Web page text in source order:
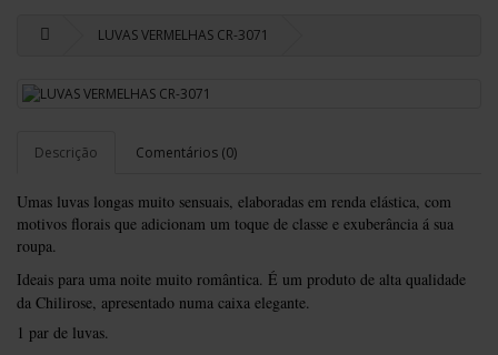
LUVAS VERMELHAS CR-3071
Descrição Comentários (0)
Umas luvas longas muito sensuais, elaboradas em renda elástica, com
motivos florais que adicionam um toque de classe e exuberância á sua
roupa.
Ideais para uma noite muito romântica. É um produto de alta qualidade
da Chilirose, apresentado numa caixa elegante.
1 par de luvas.